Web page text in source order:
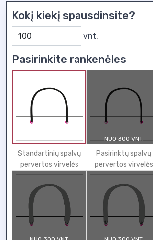
Kokį kiekį spausdinsite?
vnt.
Pasirinkite rankenėles
Standartinių spalvų
pervertos virvelės
NUO 300 VNT.
Pasirinktų spalvų
pervertos virvelės